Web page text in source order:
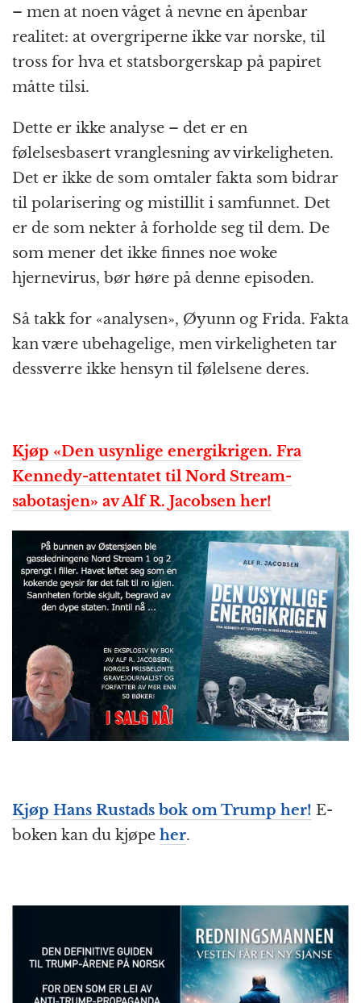
– men at noen våget å nevne en åpenbar
realitet: at overgriperne ikke var norske, til
tross for hva et statsborgerskap på papiret
måtte tilsi.
Dette er ikke analyse – det er en
følelsesbasert vranglesning av virkeligheten.
Det er ikke de som omtaler fakta som bidrar
til polarisering og mistillit i samfunnet. Det
er de som nekter å forholde seg til dem. De
som mener det ikke finnes noe woke
hjernevirus, bør høre på denne episoden.
Så takk for «analysen», Øyunn og Frida. Fakta
kan være ubehagelige, men virkeligheten tar
dessverre ikke hensyn til følelsene deres.
Kjøp «Den usynlige energikrigen. Fra
Kennedy-attentatet til Nord Stream-
sabotasjen» av Alf R. Jacobsen her!
Kjøp Hans Rustads bok om Trump her! E-
boken kan du kjøpe her.